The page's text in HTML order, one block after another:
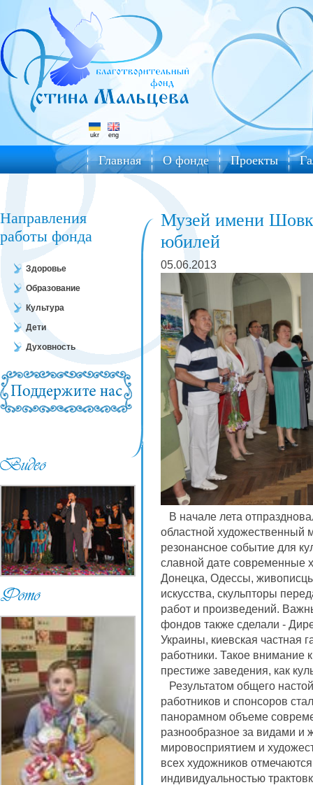
ukr eng
Главная О фонде Проекты
Направления
работы фонда
Здоровье
Образование
Культура
Дети
Духовность
Музей имени
юбилей
05.06.2013
В начале лета
областной
резонансное событие для
славной дате современные
Донецка, Одессы,
искусства, скульпторы
работ и произведений.
фондов также сделали -
Украины, киевская частная
работники. Такое внимание
престиже заведения, как
Результатом общего
работников и спонсоров
панорамном объеме
разнообразное за видами и
мировосприятием и
всех художников
индивидуальностью